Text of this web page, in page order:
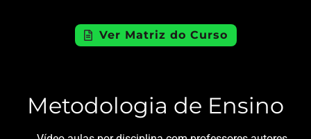
Ver Matriz do Curso
Metodologia de Ensino